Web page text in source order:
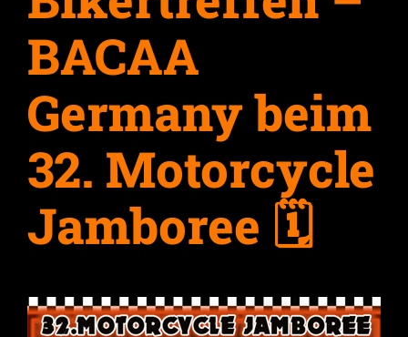
BACAA
Germany beim
32. Motorcycle
Jamboree 🗓